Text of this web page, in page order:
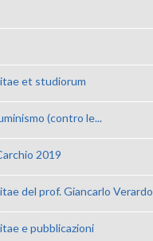
et studiorum
(contro le...
2019
del prof. Giancarlo Verardo
e pubblicazioni